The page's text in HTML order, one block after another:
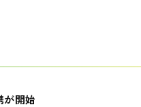
が開始